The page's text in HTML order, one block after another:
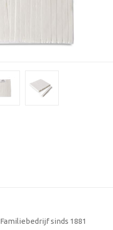
Familiebedrijf sinds 1881